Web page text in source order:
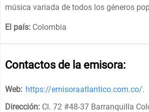
música variada de todos los géneros
El país: Colombia
Contactos de la emisora:
Web: https://emisoraatlantico.com.co/.
Dirección: Cl. 72 #48-37 Barranquilla